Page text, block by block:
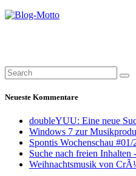
Neueste Kommentare
doubleYUU: Eine neue
Windows 7 zur
Spontis Wochenschau #01/
Suche nach freien
Weihnachtsmusik von